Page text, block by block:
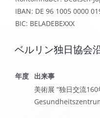
IBAN: DE 96 1005 0000
BIC: BELADEBEXXX
ベルリン独日協会
年度 出来事
美術展 “独日交流